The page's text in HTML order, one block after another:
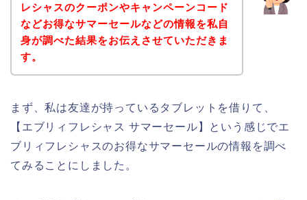
レシャスのクーポンやキャンペーンコード
などお得なサマーセールなどの情報を私自
身が調べた結果をお伝えさせていただきま
す。
まず、私は友達が持っているタブレットを借りて、
【エブリィフレシャス サマーセール】という感じでエ
ブリィフレシャスのお得なサマーセールの情報を調べ
てみることにしました。